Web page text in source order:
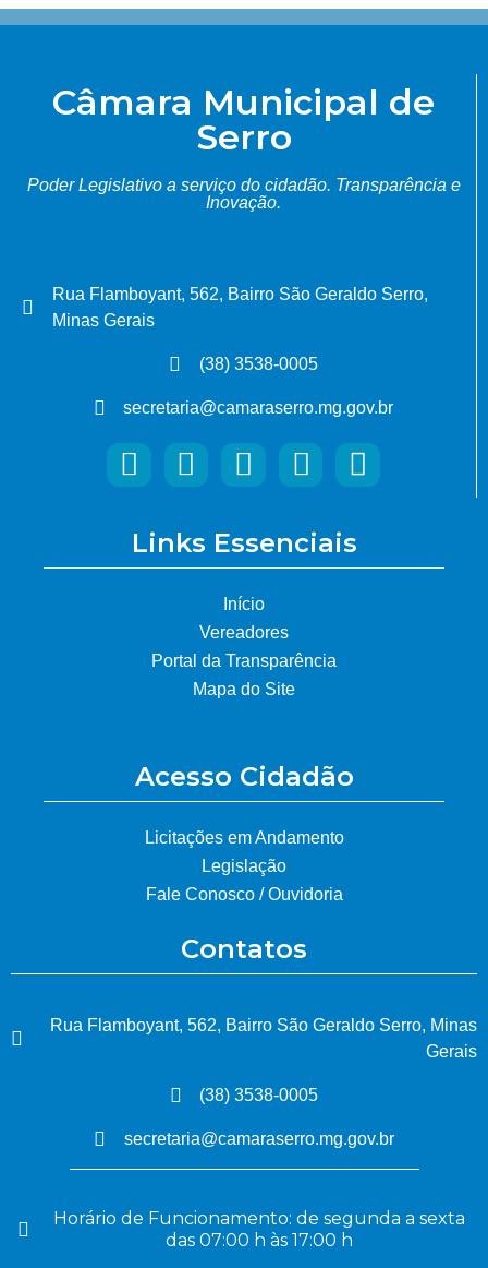
Câmara Municipal de
Serro
Poder Legislativo a serviço do cidadão. Transparência e
Inovação.
Rua Flamboyant, 562, Bairro São Geraldo Serro,
Minas Gerais
(38) 3538-0005
secretaria@camaraserro.mg.gov.br
Links Essenciais
Início
Vereadores
Portal da Transparência
Mapa do Site
Acesso Cidadão
Licitações em Andamento
Legislação
Fale Conosco / Ouvidoria
Contatos
Rua Flamboyant, 562, Bairro São Geraldo Serro, Minas
Gerais
(38) 3538-0005
secretaria@camaraserro.mg.gov.br
Horário de Funcionamento: de segunda a sexta
das 07:00 h às 17:00 h